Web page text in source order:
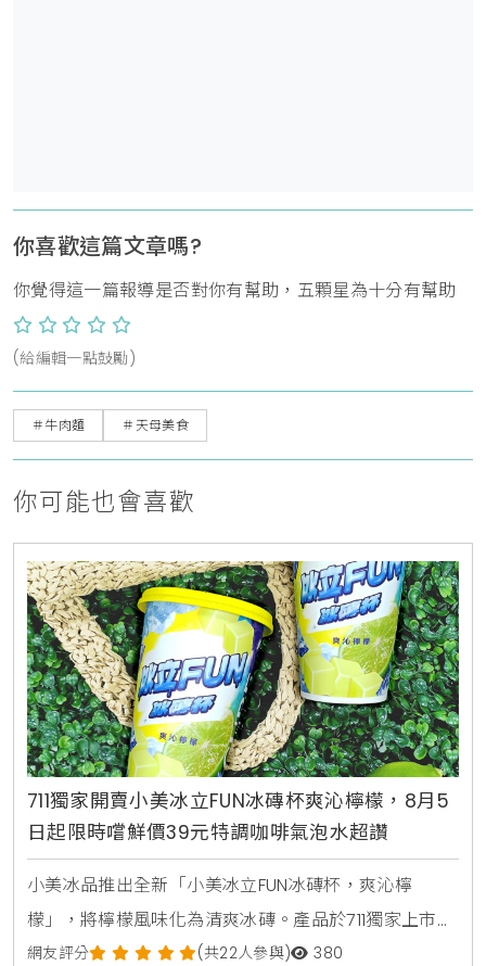
你喜歡這篇文章嗎?
你覺得這一篇報導是否對你有幫助，五顆星為十分有幫助
(給編輯一點鼓勵)
＃牛肉麵 ＃天母美食
你可能也會喜歡
711獨家開賣小美冰立FUN冰磚杯爽沁檸檬，8月5
日起限時嚐鮮價39元特調咖啡氣泡水超讚
小美冰品推出全新「小美冰立FUN冰磚杯，爽沁檸
檬」，將檸檬風味化為清爽冰磚。產品於711獨家上市，
2026年8月5日至9月1日享嚐鮮價39元。顆粒狀冰磚可
網友評分 (共22人參與) 380